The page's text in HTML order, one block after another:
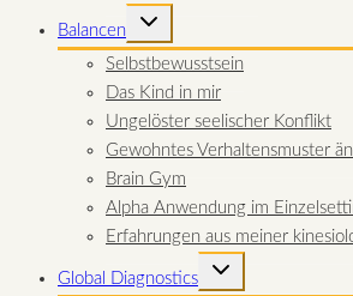
Balancen
UNTERMENÜ
Selbstbewusstsein
Das Kind in mir
Ungelöster seelischer Konflikt
Gewohntes Verhaltensmuster
Brain Gym
Alpha Anwendung im
Erfahrungen aus meiner
Global Diagnostics
UNTERMENÜ